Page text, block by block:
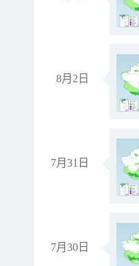
8月2日
7月31日
7月30日